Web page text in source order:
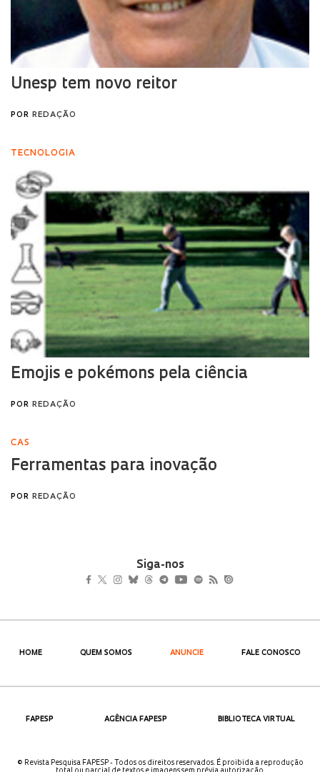
Siga-nos
HOME QUEM SOMOS ANUNCIE FALE CONOSCO
FAPESP AGÊNCIA FAPESP BIBLIOTECA VIRTUAL
© Revista Pesquisa FAPESP - Todos os direitos reservados. É proibida a reprodução